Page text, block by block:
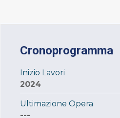
Cronoprogramma
Inizio Lavori
2024
Ultimazione Opera
---